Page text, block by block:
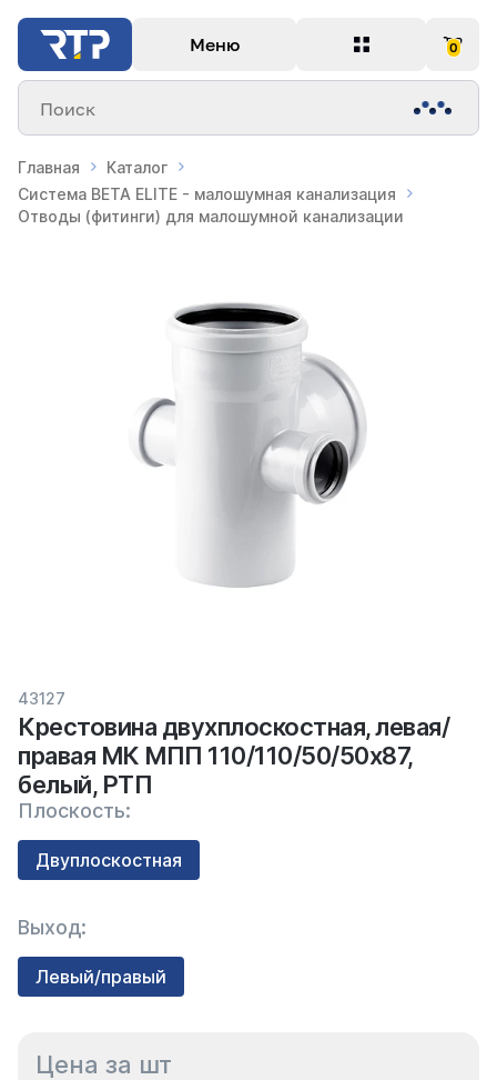
Меню 0
Поиск
Главная
Каталог
Система BETA ELITE - малошумная канализация
Отводы (фитинги) для малошумной канализации
43127
Крестовина двухплоскостная, левая/
правая МК МПП 110/110/50/50х87,
белый, РТП
Плоскость:
Двуплоскостная
Выход:
Левый/правый
Цена за шт